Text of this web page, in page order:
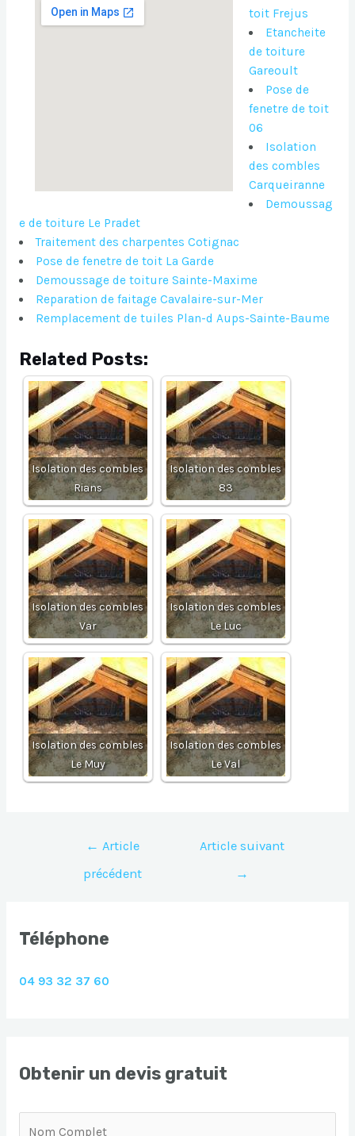
toit Frejus
Etancheite
de toiture
Gareoult
Pose de
fenetre de toit
06
Isolation
des combles
Carqueiranne
Demoussag
e de toiture Le Pradet
Traitement des charpentes Cotignac
Pose de fenetre de toit La Garde
Demoussage de toiture Sainte-Maxime
Reparation de faitage Cavalaire-sur-Mer
Remplacement de tuiles Plan-d Aups-Sainte-Baume
Related Posts:
Isolation des combles
Rians
Isolation des combles
83
Isolation des combles
Var
Isolation des combles
Le Luc
Isolation des combles
Le Muy
Isolation des combles
Le Val
Navigation
l’article
← Article
précédent
Article suivant
→
Téléphone
04 93 32 37 60
Obtenir un devis gratuit